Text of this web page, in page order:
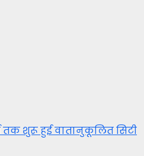
तक शुरू हुई वातानुकूलित सिटी